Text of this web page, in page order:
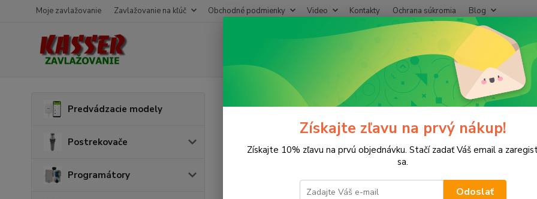
Moje zavlažovanie Zavlažovanie na kľúč Obchodné podmienky Video Kontakty Ochrana súkromia Blog
(Po-
Predvádzacie modely
Postrekovače
Programátory
Plastové, Mosadzné komponenty Adaptér na IBC nádrže Spojka 32mm
Adaptér na IBC nádrže Spojka 32mm
Získajte zľavu na prvý nákup!
Získajte 10% zľavu na prvú objednávku. Stačí zadať Váš email a
sa.
Odoslať